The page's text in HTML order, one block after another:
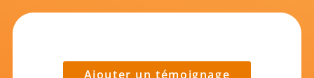
Ajouter un témoignage